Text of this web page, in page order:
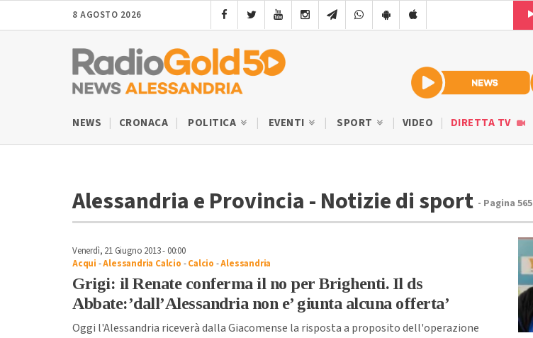
8 AGOSTO 2026
NEWS CRONACA POLITICA EVENTI SPORT VIDEO DIRETTA TV
Alessandria e Provincia - Notizie di sport - Pagina 565
Venerdì, 21 Giugno 2013 - 00:00
Acqui -Alessandria Calcio -Calcio -Alessandria
Grigi: il Renate conferma il no per Brighenti. Il ds
Abbate:’dall’Alessandria non e’ giunta alcuna offerta’
Oggi l'Alessandria riceverà dalla Giacomense la risposta a proposito dell'operazione